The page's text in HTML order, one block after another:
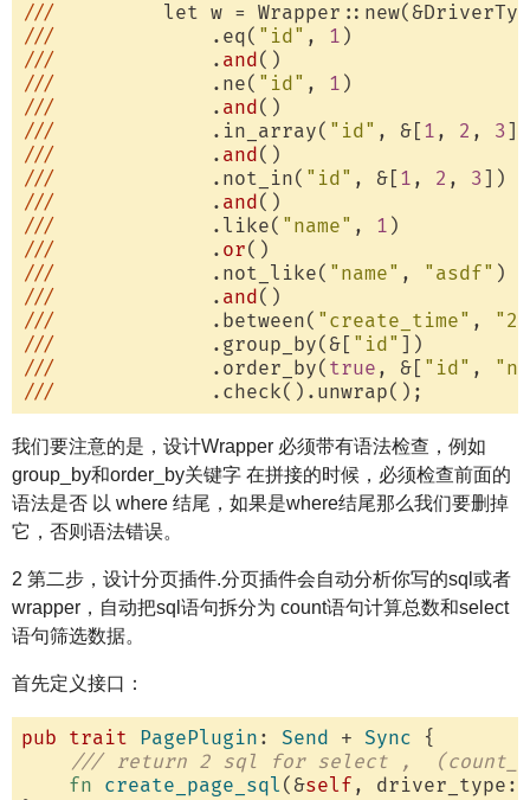
///
let w =
///
             .eq(
"id" , 1 )
///
             .
and()
///
             .ne(
"id" , 1 )
///
             .
and()
///
             .in_array(
"id" , &[ 1 , 2 , 3 ])
///
             .
and()
///
             .not_in(
"id" , &[ 1 , 2 , 3 ])
///
             .
and()
///
             .like(
"name" , 1 )
///
             .
or()
///
             .not_like(
"name" , "asdf" )
///
             .
and()
///
             .between(
"create_time" ,
///
             .group_by(&[
"id" ])
///
             .order_by(
true , &[ "id" ,
///
我们要注意的是，设计Wrapper 必须带有语法检查，例如
group_by和order_by关键字 在拼接的时候，必须检查前面的
语法是否 以 where 结尾，如果是where结尾那么我们要删掉
它，否则语法错误。
2 第二步，设计分页插件.分页插件会自动分析你写的sql或者
wrapper，自动把sql语句拆分为 count语句计算总数和select
语句筛选数据。
首先定义接口：
pub trait PagePlugin : Send + Sync {
/// return 2 sql for select ,
fn create_page_sql(&self , driver_type: